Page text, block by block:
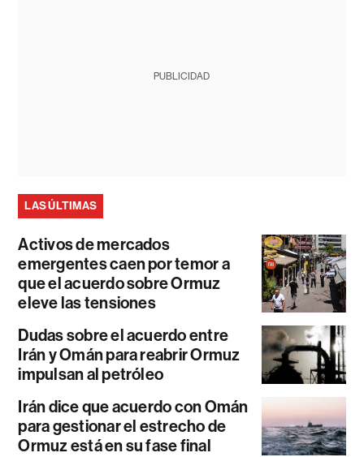
PUBLICIDAD
LAS ÚLTIMAS
Activos de mercados
emergentes caen por temor a
que el acuerdo sobre Ormuz
eleve las tensiones
Dudas sobre el acuerdo entre
Irán y Omán para reabrir Ormuz
impulsan al petróleo
Irán dice que acuerdo con Omán
para gestionar el estrecho de
Ormuz está en su fase final